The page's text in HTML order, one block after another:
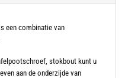
een combinatie van
stokbout kunt u
aan de onderzijde van